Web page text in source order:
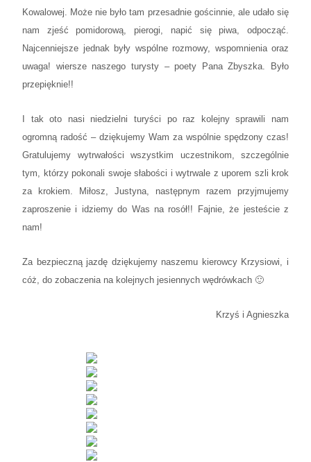
Kowalowej. Może nie było tam przesadnie gościnnie, ale udało się
nam zjeść pomidorową, pierogi, napić się piwa, odpocząć.
Najcenniejsze jednak były wspólne rozmowy, wspomnienia oraz
uwaga! wiersze naszego turysty – poety Pana Zbyszka. Było
przepięknie!!
I tak oto nasi niedzielni turyści po raz kolejny sprawili nam
ogromną radość – dziękujemy Wam za wspólnie spędzony czas!
Gratulujemy wytrwałości wszystkim uczestnikom, szczególnie
tym, którzy pokonali swoje słabości i wytrwale z uporem szli krok
za krokiem. Miłosz, Justyna, następnym razem przyjmujemy
zaproszenie i idziemy do Was na rosół!! Fajnie, że jesteście z
nam!
Za bezpieczną jazdę dziękujemy naszemu kierowcy Krzysiowi, i
cóż, do zobaczenia na kolejnych jesiennych wędrówkach 🙂
Krzyś i Agnieszka